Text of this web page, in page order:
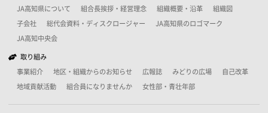
JA高知県について 組合長挨拶・経営理念 組織概要・沿革 組織図
子会社 総代会資料・ディスクロージャー JA高知県のロゴマーク
JA高知中央会
取り組み
事業紹介 地区・組織からのお知らせ 広報誌 みどりの広場 自己改革
地域貢献活動 組合員になりませんか 女性部・青壮年部